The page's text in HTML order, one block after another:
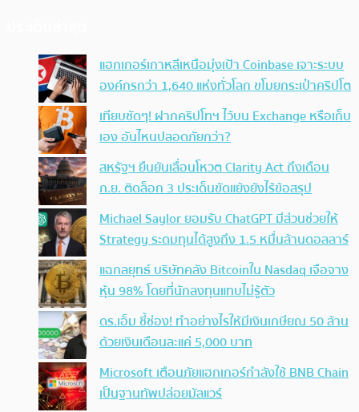
แฮกเกอร์เกาหลีเหนือมุ่งเป้า Coinbase เจาะระบบ
องค์กรกว่า 1,640 แห่งทั่วโลก ขโมยกระเป๋าคริปโต
เทียบชัดๆ! ฝากคริปโทฯ ไว้บน Exchange หรือเก็บ
เอง อันไหนปลอดภัยกว่า?
สหรัฐฯ ยืนยันเลื่อนโหวต Clarity Act ถึงเดือน
ก.ย. ติดล็อก 3 ประเด็นขัดแย้งยังไร้ข้อสรุป
Michael Saylor ยอมรับ ChatGPT มีส่วนช่วยให้
Strategy ระดมทุนได้สูงถึง 1.5 หมื่นล้านดอลลาร์
แฉกลยุทธ์ บริษัทคลัง Bitcoinใน Nasdaq เจือจาง
หุ้น 98% โดยที่นักลงทุนแทบไม่รู้ตัว
ดร.เอ็ม ชี้ช่อง! ทำอย่างไรให้มีเงินเกษียณ 50 ล้าน
ด้วยเงินเดือนละแค่ 5,000 บาท
Microsoft เตือนภัยแฮกเกอร์กำลังใช้ BNB Chain
เป็นฐานทัพปล่อยมัลแวร์